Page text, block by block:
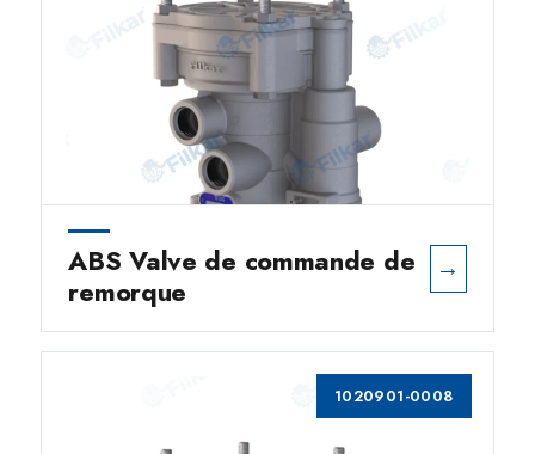
ABS Valve de commande de
remorque
→
1020901-0008